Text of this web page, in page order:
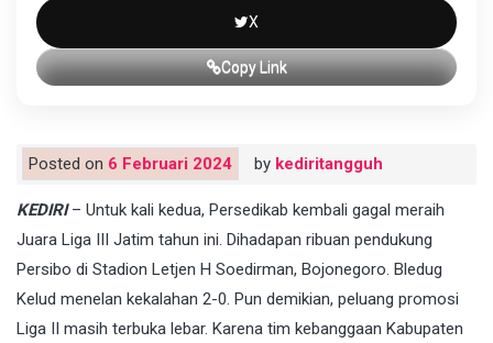
X
Copy Link
Posted on 6 Februari 2024 by kediritangguh
KEDIRI– Untuk kali kedua, Persedikab kembali gagal meraih
Juara Liga III Jatim tahun ini. Dihadapan ribuan pendukung
Persibo di Stadion Letjen H Soedirman, Bojonegoro. Bledug
Kelud menelan kekalahan 2-0. Pun demikian, peluang promosi
Liga II masih terbuka lebar. Karena tim kebanggaan Kabupaten